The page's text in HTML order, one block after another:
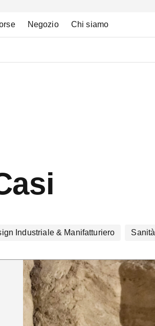
Negozio Chi siamo
Industriale & Manifatturiero Sanità